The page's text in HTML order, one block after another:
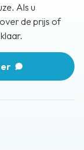
Als u
de prijs of